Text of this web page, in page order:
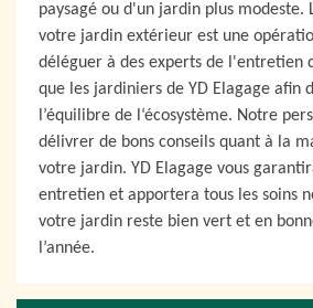
paysagé ou d'un jardin plus modeste.
votre jardin extérieur est une
déléguer à des experts de l'entretien
que les jardiniers de YD Elagage afin
l’équilibre de l‘écosystème. Notre
délivrer de bons conseils quant à la
votre jardin. YD Elagage vous
entretien et apportera tous les soins
votre jardin reste bien vert et en
l’année.